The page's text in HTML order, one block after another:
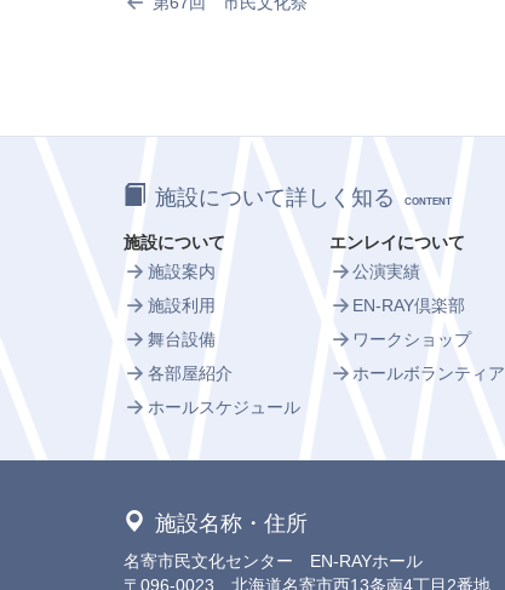
施設について詳しく知る CONTENT
施設について
施設案内
施設利用
舞台設備
各部屋紹介
ホールスケジュール
エンレイについて
公演実績
EN-RAY倶楽部
ワークショップ
ホールボランティア
施設名称・住所
名寄市民文化センター EN-RAYホール
〒096-0023 北海道名寄市西13条南4丁目2番地